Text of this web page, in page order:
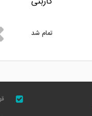
تمام شد